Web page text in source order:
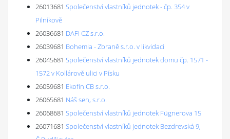
26013681 Společenství vlastníků jednotek - čp. 354 v
Pilníkově
26036681 DAFI CZ s.r.o.
26039681 Bohemia - Zbraně s.r.o. v likvidaci
26045681 Společenství vlastníků jednotek domu čp. 1571 -
1572 v Kollárově ulici v Písku
26059681 Ekofin CB s.r.o.
26065681 Náš sen, s.r.o.
26068681 Společenství vlastníků jednotek Fügnerova 15
26071681 Společenství vlastníků jednotek Bezdrevská 9,